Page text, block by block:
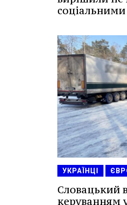
УКРАЇНЦІ
Словацький
керуванням